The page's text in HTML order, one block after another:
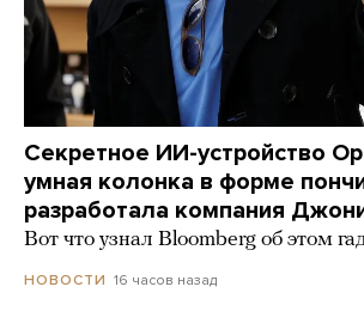
Секретное ИИ-устройство
умная колонка в форме
разработала компания
Вот что узнал Bloomberg об этом
НОВОСТИ 16 часов назад